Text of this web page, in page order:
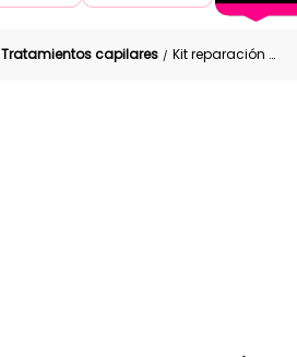
Tratamientos capilares / Kit reparación capilar La Bomba de Vitaminas